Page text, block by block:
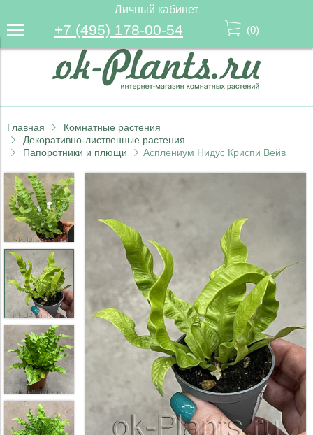
Личный кабинет
+7 (495) 178-00-54 (0)
Главная
Комнатные растения
Декоративно-лиственные растения
Папоротники и плющи
Асплениум Нидус Криспи Вейв